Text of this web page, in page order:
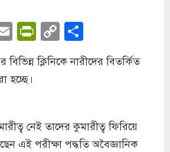
EmailPrintFriendly
Copy
Link
বিভিন্ন ক্লিনিকে নারীদের বিতর্কিত
হচ্ছে।
নেই তাদের কুমারীত্ব ফিরিয়ে
এই পরীক্ষা পদ্ধতি অবৈজ্ঞানিক